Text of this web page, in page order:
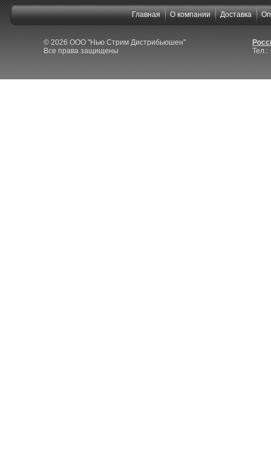
Главная О компании Доставка
© 2026 ООО "Нью Стрим Дистрибьюшен"
Все права защищены
Тел.: